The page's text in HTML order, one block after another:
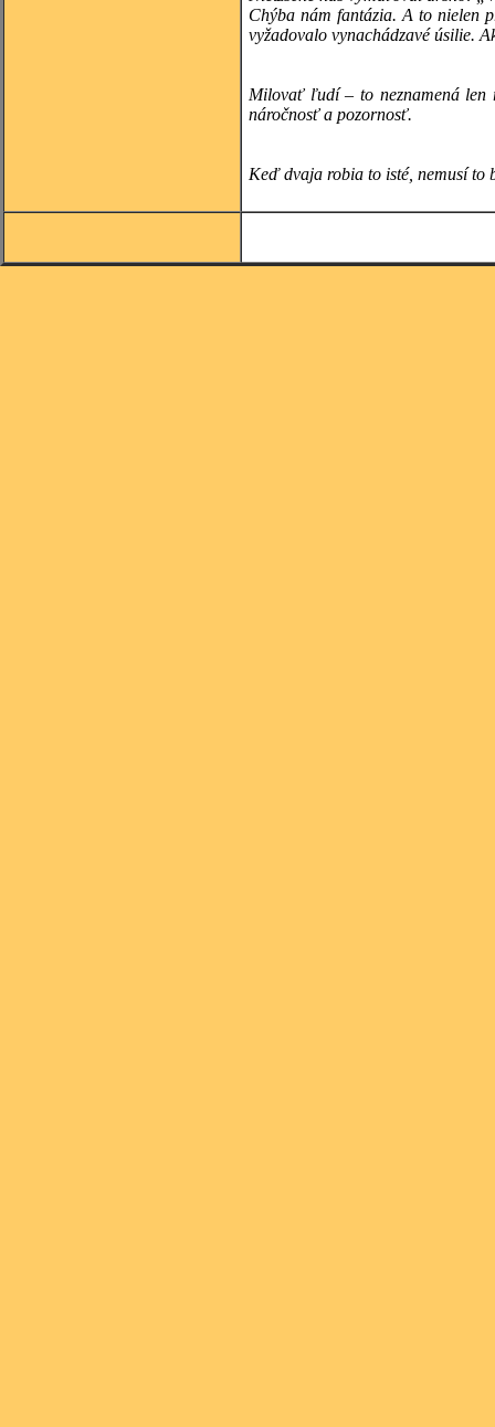
Chýba nám fantázia. A to nielen
vyžadovalo vynachádzavé úsilie.
Milovať ľudí – to neznamená
náročnosť a pozornosť.
Keď dvaja robia to isté, nemusí to